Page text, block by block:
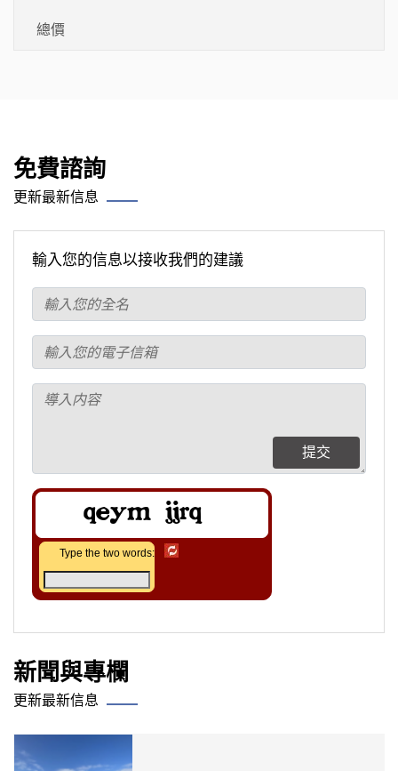
總價
免費諮詢
更新最新信息
輸入您的信息以接收我們的建議
提交
Type the two words:
新聞與專欄
更新最新信息